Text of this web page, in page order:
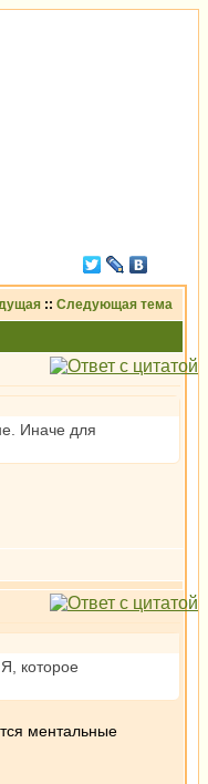
:: Следующая тема
Иначе для
которое
ментальные